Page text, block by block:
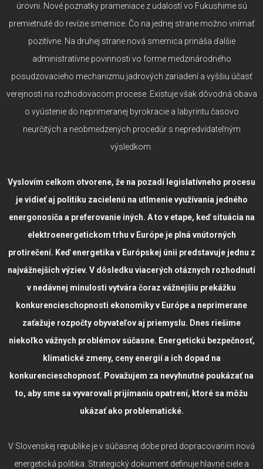
úrovni. Nové poznatky prameniace z udalostí vo Fukushime sú
premietnuté do revízie smernice. Čo na jednej strane možno vnímať
pozitívne. Na druhej strane nová smernica prináša ďalšie
administratívne povinnosti vo forme medzinárodného
posudzovacieho mechanizmu jadrových zariadení a vyššiu účasť
verejnosti na rozhodovacom procese. Existuje však dôvodná obava
o vyústenie do neprimeranej byrokracie a labyrintu časovo
neurčitých a neobmedzených procedúr s nepredvídateľným
výsledkom.
Vyslovím celkom otvorene, že na pozadí legislatívneho procesu
je vidieť aj politiku zacielenú na utlmenie využívania jedného
energonosiča a preferovanie iných. A to v etape, keď situácia na
elektroenergetickom trhu v Európe je plná vnútorných
protirečení. Keď energetika v Európskej únii predstavuje jednu z
najvážnejších výziev. V dôsledku viacerých otáznych rozhodnutí
v nedávnej minulosti vytvára čoraz vážnejšiu prekážku
konkurencieschopnosti ekonomiky v Európe a neprimerane
zaťažuje rozpočty obyvateľov aj priemyslu. Dnes riešime
niekoľko vážnych problémov súčasne. Energetickú bezpečnosť,
klimatické zmeny, ceny energií a ich dopad na
konkurencieschopnosť. Považujem za nevyhnutné poukázať na
to, aby sme sa vyvarovali prijímaniu opatrení, ktoré sa môžu
ukázať ako problematické.
V Slovenskej republike je v súčasnej dobe pred dopracovaním nová
energetická politika. Strategický dokument definuje hlavné ciele a